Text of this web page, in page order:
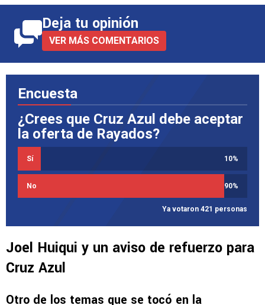
Deja tu opinión
VER MÁS COMENTARIOS
Encuesta
¿Crees que Cruz Azul debe aceptar
la oferta de Rayados?
Sí 10%
No 90%
Ya votaron 421 personas
Joel Huiqui y un aviso de refuerzo para
Cruz Azul
Otro de los temas que se tocó en la